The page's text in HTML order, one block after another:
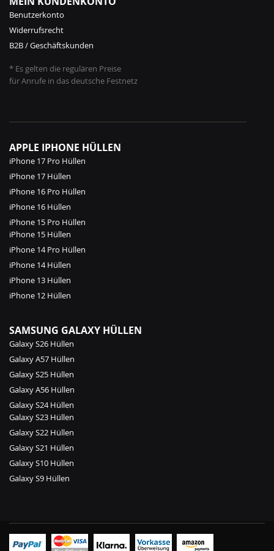
Benutzerkonto
Widerrufsrecht
B2B / Geschäftskunden
* Es gelten die regulären Preise
für Anrufe in das deutsche Festnetz
APPLE IPHONE HÜLLEN
iPhone 17 Pro Hüllen
iPhone 17 Hüllen
iPhone 16 Pro Hüllen
iPhone 16 Hüllen
iPhone 15 Pro Hüllen
iPhone 15 Hüllen
iPhone 14 Pro Hüllen
iPhone 14 Hüllen
iPhone 13 Hüllen
iPhone 12 Hüllen
SAMSUNG GALAXY HÜLLEN
Galaxy S26 Hüllen
Galaxy A57 Hüllen
Galaxy S25 Hüllen
Galaxy A56 Hüllen
Galaxy S24 Hüllen
Galaxy S23 Hüllen
Galaxy S22 Hüllen
Galaxy S21 Hüllen
Galaxy S10 Hüllen
Galaxy S9 Hüllen